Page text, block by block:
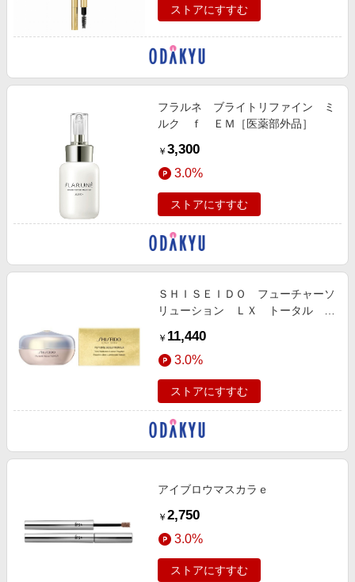
ストアにすすむ
フラルネ ブライトリファイン ミ
ルク ｆ ＥＭ［医薬部外品］
￥ 3,300
3.0%
ストアにすすむ
ＳＨＩＳＥＩＤＯ フューチャーソ
リューション ＬＸ トータル ラ
￥ 11,440
3.0%
ストアにすすむ
アイブロウマスカラｅ
￥ 2,750
3.0%
ストアにすすむ